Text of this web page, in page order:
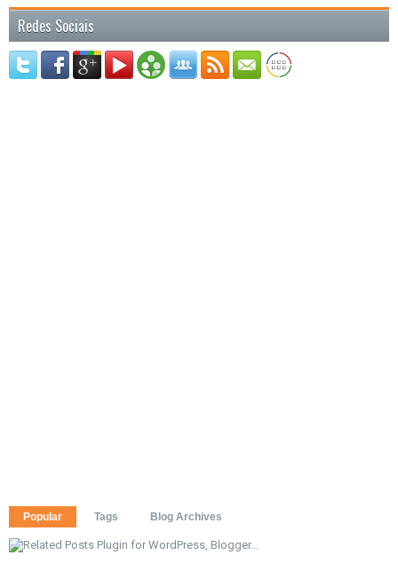
Redes Sociais
Popular Tags Blog Archives